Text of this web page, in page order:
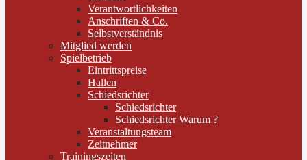
Verantwortlichkeiten
Anschriften & Co.
Selbstverständnis
Mitglied werden
Spielbetrieb
Eintrittspreise
Hallen
Schiedsrichter
Schiedsrichter
Schiedsrichter Warum ?
Veranstaltungsteam
Zeitnehmer
Trainingszeiten